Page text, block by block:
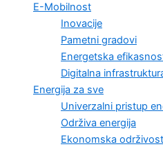
E-Mobilnost
Inovacije
Pametni gradovi
Energetska
Digitalna
Energija za sve
Univerzalni pristup
Održiva energija
Ekonomska